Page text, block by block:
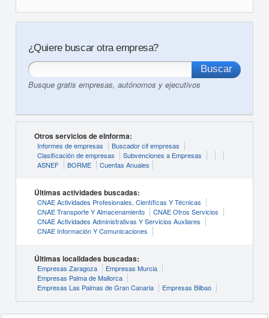
¿Quiere buscar otra empresa?
Busque gratis empresas, autónomos y ejecutivos
Otros servicios de eInforma:
Informes de empresas
Buscador cif empresas
Clasificación de empresas
Subvenciones a Empresas
ASNEF
BORME Cuentas Anuales
Últimas actividades buscadas:
CNAE Actividades Profesionales, Científicas Y Técnicas
CNAE Transporte Y Almacenamiento
CNAE Otros Servicios
CNAE Actividades Administrativas Y Servicios Auxliares
CNAE Información Y Comunicaciones
Últimas localidades buscadas:
Empresas Zaragoza
Empresas Murcia
Empresas Palma de Mallorca
Empresas Las Palmas de Gran Canaria
Empresas Bilbao